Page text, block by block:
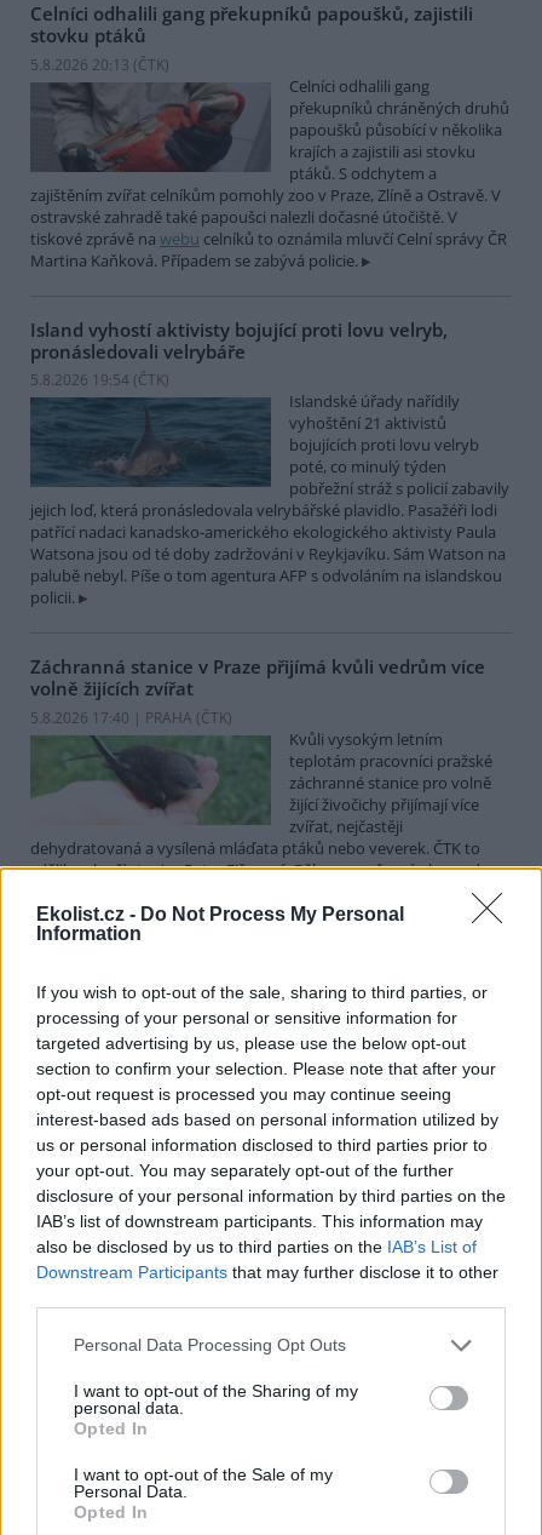
Ekolist.cz - Do Not Process My Personal
Information
If you wish to opt-out of the sale, sharing to third parties, or
processing of your personal or sensitive information for
targeted advertising by us, please use the below opt-out
section to confirm your selection. Please note that after your
opt-out request is processed you may continue seeing
interest-based ads based on personal information utilized by
us or personal information disclosed to third parties prior to
your opt-out. You may separately opt-out of the further
disclosure of your personal information by third parties on the
IAB’s list of downstream participants. This information may
also be disclosed by us to third parties on the IAB’s List of
Downstream Participants that may further disclose it to other
Personal Data Processing Opt Outs
I want to opt-out of the Sharing of my
personal data.
Opted In
I want to opt-out of the Sale of my
Personal Data.
Opted In
Celníci odhalili gang překupníků papoušků, zajistili
stovku ptáků
5.8.2026 20:13 (ČTK)
Celníci odhalili gang
překupníků chráněných druhů
papoušků působící v několika
krajích a zajistili asi stovku
ptáků. S odchytem a
zajištěním zvířat celníkům pomohly zoo v Praze, Zlíně a Ostravě. V
ostravské zahradě také papoušci nalezli dočasné útočiště. V
tiskové zprávě na webu celníků to oznámila mluvčí Celní správy ČR
Martina Kaňková. Případem se zabývá policie.
Island vyhostí aktivisty bojující proti lovu velryb,
pronásledovali velrybáře
5.8.2026 19:54 (ČTK)
Islandské úřady nařídily
vyhoštění 21 aktivistů
bojujících proti lovu velryb
poté, co minulý týden
pobřežní stráž s policií zabavily
jejich loď, která pronásledovala velrybářské plavidlo. Pasažéři lodi
patřící nadaci kanadsko-amerického ekologického aktivisty Paula
Watsona jsou od té doby zadržováni v Reykjavíku. Sám Watson na
palubě nebyl. Píše o tom agentura AFP s odvoláním na islandskou
policii.
Záchranná stanice v Praze přijímá kvůli vedrům více
volně žijících zvířat
5.8.2026 17:40 | PRAHA (ČTK)
Kvůli vysokým letním
teplotám pracovníci pražské
záchranné stanice pro volně
žijící živočichy přijímají více
zvířat, nejčastěji
dehydratovaná a vysílená mláďata ptáků nebo veverek. ČTK to
sdělila mluvčí stanice Petra Fišerová. Během současné vlny veder
stanice denně ošetří desítky živočichů, při první letošní vlně horka
jich za jeden týden přijali rekordních 578.
V rybnících Rybářství Třeboň vyschla třetina vody,
nejvíce v historii firmy
5.8.2026 15:42 ( ČTK )
Diskuse: 1
V rybnících Rybářství Třeboň,
které hospodaří na 8000
hektarech vodní plochy, chybí
více než třetina vody. Oproti
běžnému zdržovaném objemu
75 milionů metrů krychlových vody je v rybnících o 28 milionů
metrů krychlových vody méně. Každý týden se kvůli extrémně
vysokým teplotám a nedostatku srážek odpaří další 2,5 procenta.
Kvůli suchu začali rybáři s výlovy některých rybníků předčasně,
protože by jinak ryby uhynuly, řekl provozní ředitel Rybářství
rybáři jsou bez práce
5.8.2026 15:37 | BUKUREŠŤ (
Diskuse: 17
rumunském městě Corabia,
které leží na břehu Dunaje, je